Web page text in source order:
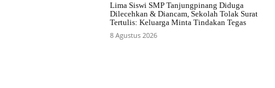
Lima Siswi SMP Tanjungpinang Diduga
Dilecehkan & Diancam, Sekolah Tolak Surat
Tertulis: Keluarga Minta Tindakan Tegas
8 Agustus 2026